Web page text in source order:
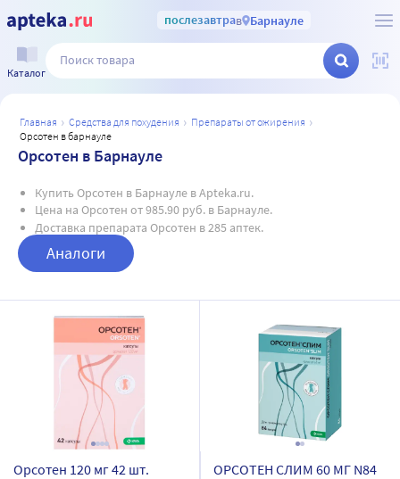
послезавтрав Барнауле
Каталог
главная средства для похудения
препараты от ожирения
орсотен в барнауле
Орсотен в Барнауле
Купить Орсотен в Барнауле в Apteka.ru.
Цена на Орсотен от 985.90 руб. в Барнауле.
Доставка препарата Орсотен в 285 аптек.
Аналоги
Орсотен 120 мг 42 шт.
ОРСОТЕН СЛИМ 60 МГ N84